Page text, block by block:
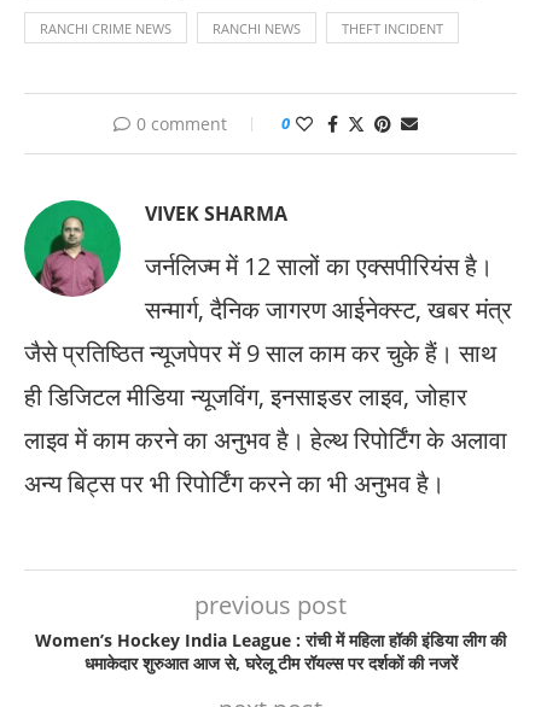
RANCHI CRIME NEWS RANCHI NEWS THEFT INCIDENT
0 comment 0
VIVEK SHARMA
जर्नलिज्म में 12 सालों का एक्सपीरियंस है।
सन्मार्ग, दैनिक जागरण आईनेक्स्ट, खबर मंत्र
जैसे प्रतिष्ठित न्यूजपेपर में 9 साल काम कर चुके हैं। साथ
ही डिजिटल मीडिया न्यूजविंग, इनसाइडर लाइव, जोहार
लाइव में काम करने का अनुभव है। हेल्थ रिपोर्टिंग के अलावा
अन्य बिट्स पर भी रिपोर्टिंग करने का भी अनुभव है।
previous post
Women’s Hockey India League : रांची में महिला हॉकी इंडिया लीग की
धमाकेदार शुरुआत आज से, घरेलू टीम रॉयल्स पर दर्शकों की नजरें